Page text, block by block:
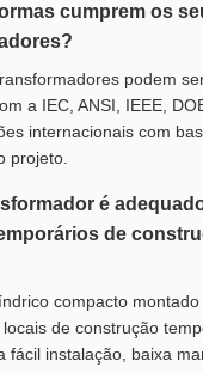
cumprem os
podem
a IEC, ANSI, IEEE,
internacionais com
projeto.
é
de
compacto
de construção
fácil instalação, baixa